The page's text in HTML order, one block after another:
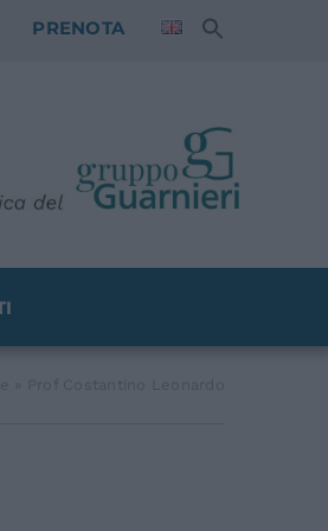
PRENOTA